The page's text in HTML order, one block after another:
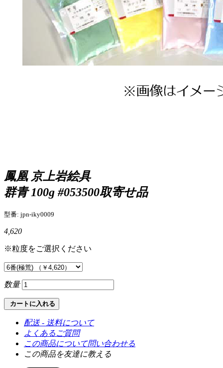
鳳凰 京上岩絵具
群青 100g #053500取寄せ品
型番: jpn-iky0009
4,620
※粒度をご選択ください
数量
カートに入れる
配送 - 送料について
よくあるご質問
この商品について問い合わせる
この商品を友達に教える